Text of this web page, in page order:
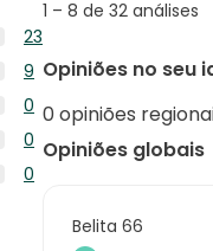
23
23
análises
com
5
estrelas.
9
9
análises
com
4
0
0
análise
com
estrelas.
0
0
análise
0
análise
to
de
análises
1 – 8 de 32 análises
Opiniões no seu
0 opiniões
Opiniões globais
Belita 66